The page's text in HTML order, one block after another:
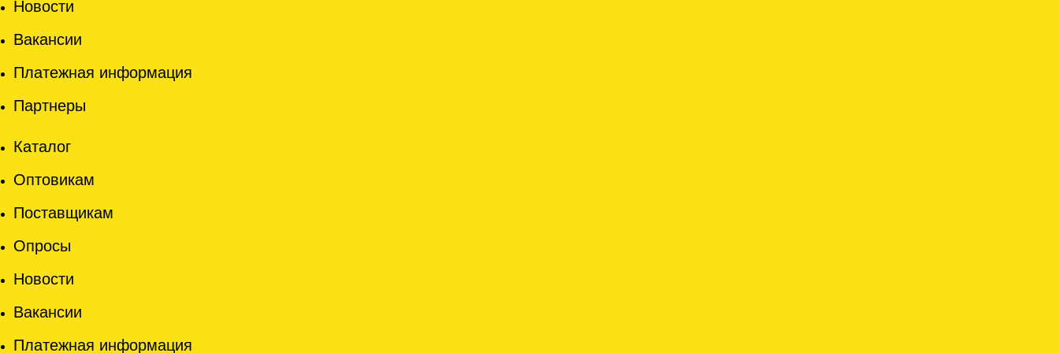
Новости
Вакансии
Платежная информация
Партнеры
Каталог
Оптовикам
Поставщикам
Опросы
Новости
Вакансии
Платежная информация